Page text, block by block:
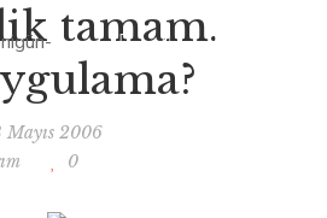
tamam.
Mayıs 2006
0